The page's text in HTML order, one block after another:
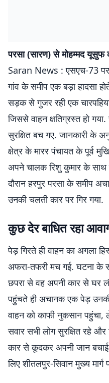
परसा (सारण) से मोहम्मद यूसुफ
Saran News : एसएच-73 पर
गांव के समीप एक बड़ा हादसा
सड़क से गुजर रही एक
जिससे वाहन क्षतिग्रस्त हो
सुरक्षित बच गए. जानकारी के
क्षेत्र के मारर पंचायत के पूर्व
अपने चालक रिशु कुमार के साथ
दौरान हरपुर परसा के समीप
उनकी चलती कार पर गिर गया.
कुछ देर बाधित रहा
पेड़ गिरते ही वाहन का अगला
अफरा-तफरी मच गई. घटना के
छपरा से वह अपनी कार से घर
पहुंचते ही अचानक एक पेड़
वाहन को काफी नुकसान
सवार सभी लोग सुरक्षित रहे
कार से कूदकर अपनी जान
लिए शीतलपुर-सिवान मुख्य